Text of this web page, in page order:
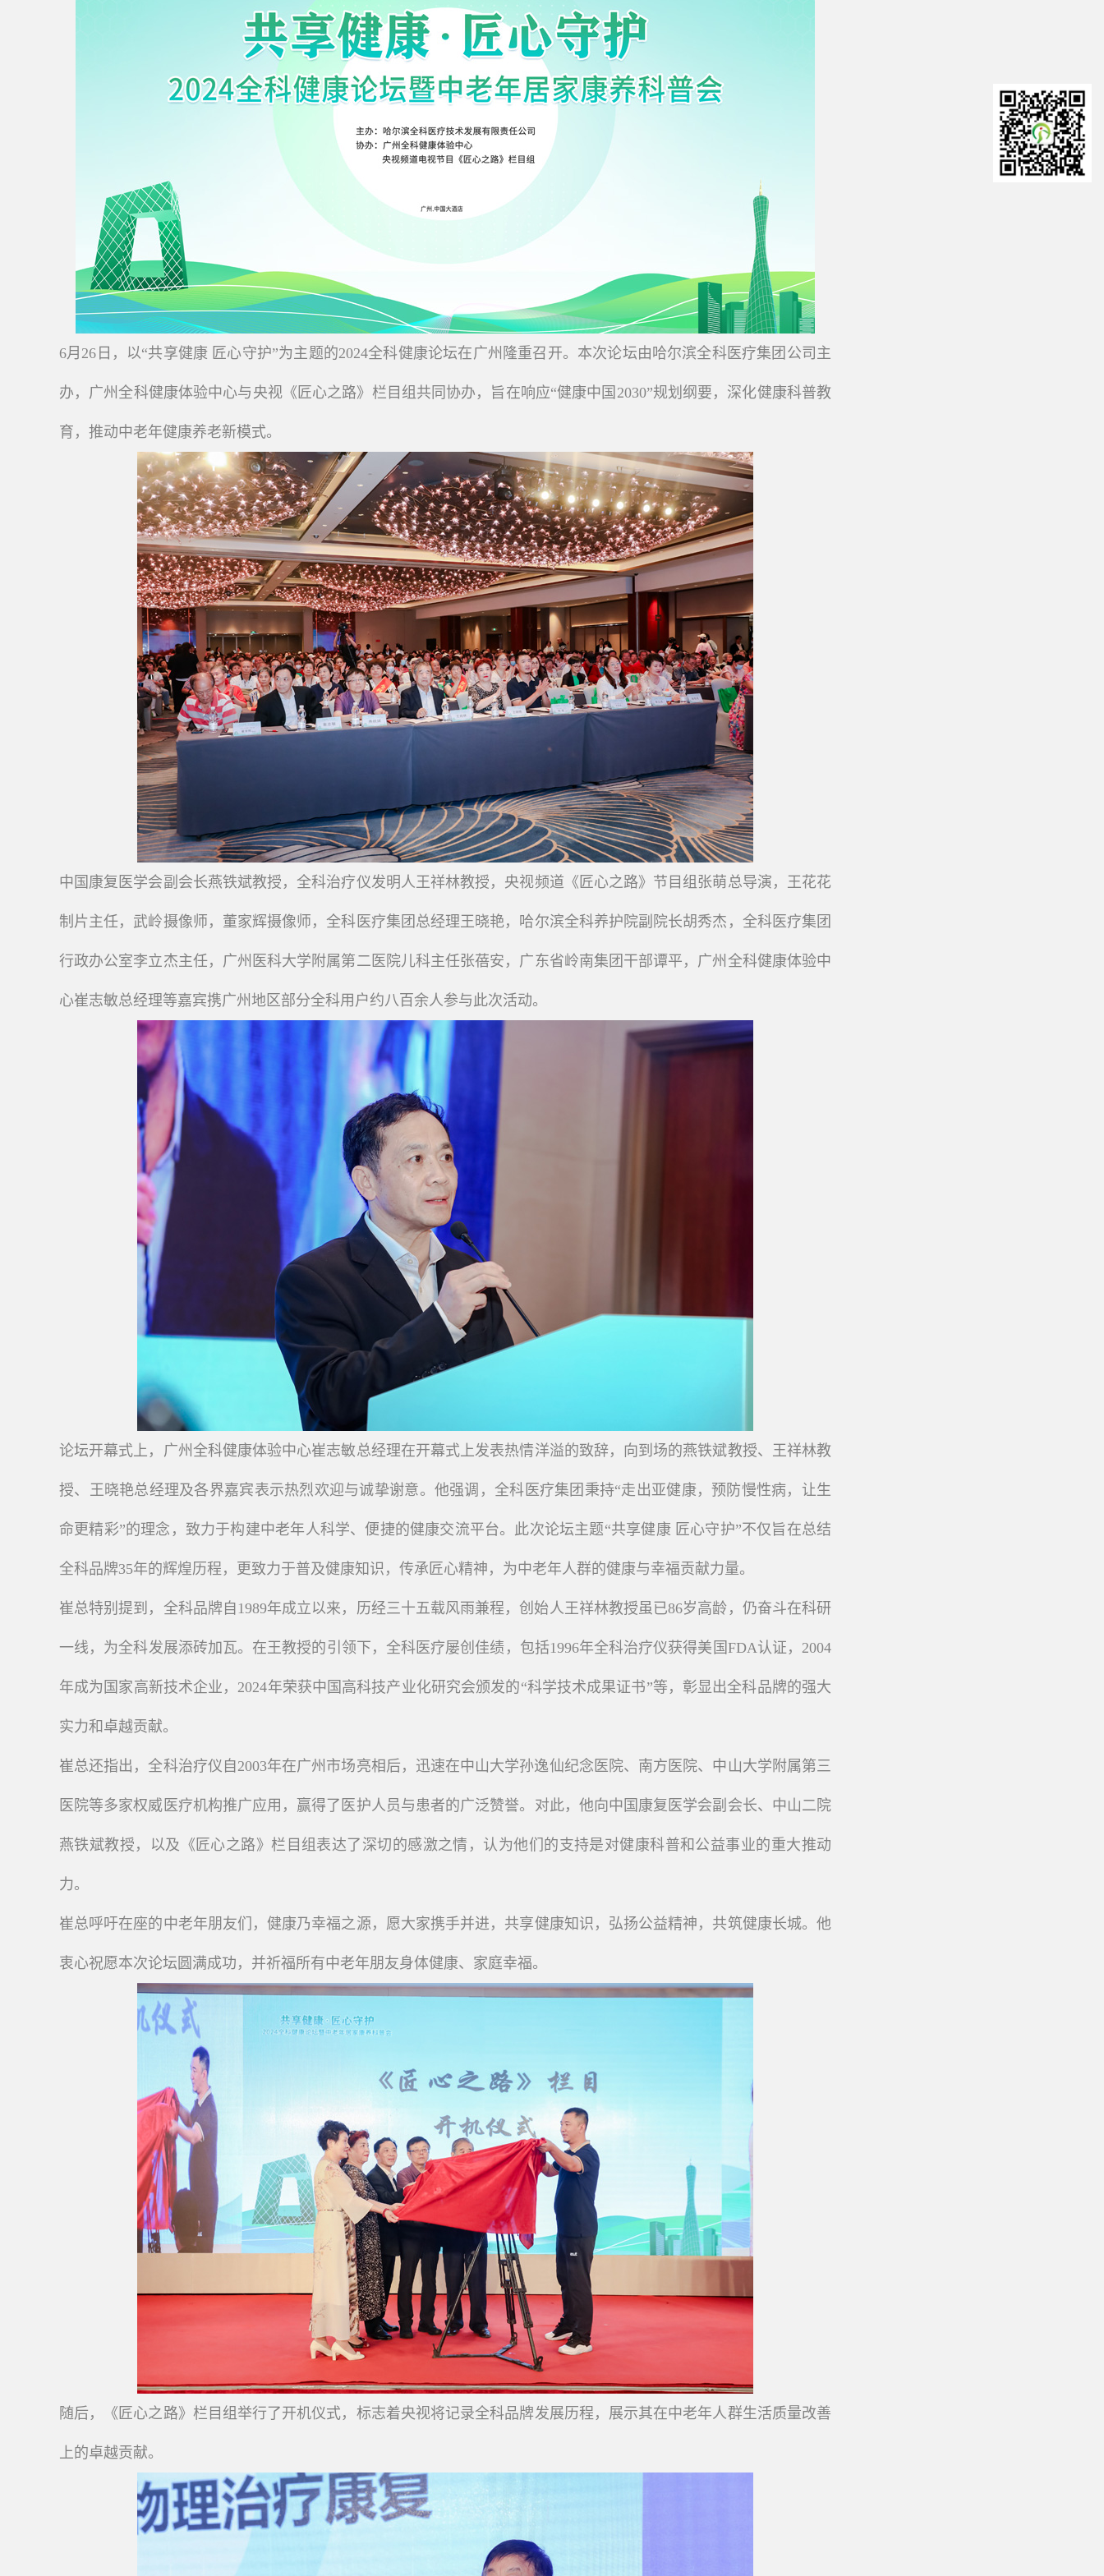
6月26日，以“共享健康 匠心守护”为主题的2024全科健康论坛在广州隆重召开。本次论坛由哈尔滨全科医疗集团公司主
办，广州全科健康体验中心与央视《匠心之路》栏目组共同协办，旨在响应“健康中国2030”规划纲要，深化健康科普教
育，推动中老年健康养老新模式。
中国康复医学会副会长燕铁斌教授，全科治疗仪发明人王祥林教授，央视频道《匠心之路》节目组张萌总导演，王花花
制片主任，武岭摄像师，董家辉摄像师，全科医疗集团总经理王晓艳，哈尔滨全科养护院副院长胡秀杰，全科医疗集团
行政办公室李立杰主任，广州医科大学附属第二医院儿科主任张蓓安，广东省岭南集团干部谭平，广州全科健康体验中
心崔志敏总经理等嘉宾携广州地区部分全科用户约八百余人参与此次活动。
论坛开幕式上，广州全科健康体验中心崔志敏总经理在开幕式上发表热情洋溢的致辞，向到场的燕铁斌教授、王祥林教
授、王晓艳总经理及各界嘉宾表示热烈欢迎与诚挚谢意。他强调，全科医疗集团秉持“走出亚健康，预防慢性病，让生
命更精彩”的理念，致力于构建中老年人科学、便捷的健康交流平台。此次论坛主题“共享健康 匠心守护”不仅旨在总结
全科品牌35年的辉煌历程，更致力于普及健康知识，传承匠心精神，为中老年人群的健康与幸福贡献力量。
崔总特别提到，全科品牌自1989年成立以来，历经三十五载风雨兼程，创始人王祥林教授虽已86岁高龄，仍奋斗在科研
一线，为全科发展添砖加瓦。在王教授的引领下，全科医疗屡创佳绩，包括1996年全科治疗仪获得美国FDA认证，2004
年成为国家高新技术企业，2024年荣获中国高科技产业化研究会颁发的“科学技术成果证书”等，彰显出全科品牌的强大
实力和卓越贡献。
崔总还指出，全科治疗仪自2003年在广州市场亮相后，迅速在中山大学孙逸仙纪念医院、南方医院、中山大学附属第三
医院等多家权威医疗机构推广应用，赢得了医护人员与患者的广泛赞誉。对此，他向中国康复医学会副会长、中山二院
燕铁斌教授，以及《匠心之路》栏目组表达了深切的感激之情，认为他们的支持是对健康科普和公益事业的重大推动
力。
崔总呼吁在座的中老年朋友们，健康乃幸福之源，愿大家携手并进，共享健康知识，弘扬公益精神，共筑健康长城。他
衷心祝愿本次论坛圆满成功，并祈福所有中老年朋友身体健康、家庭幸福。
随后，《匠心之路》栏目组举行了开机仪式，标志着央视将记录全科品牌发展历程，展示其在中老年人群生活质量改善
上的卓越贡献。